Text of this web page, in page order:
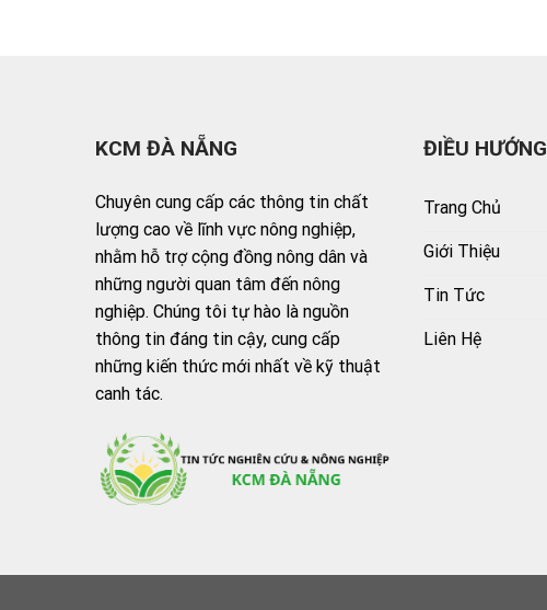
KCM ĐÀ NẴNG
Chuyên cung cấp các thông tin chất
lượng cao về lĩnh vực nông nghiệp,
nhằm hỗ trợ cộng đồng nông dân và
những người quan tâm đến nông
nghiệp. Chúng tôi tự hào là nguồn
thông tin đáng tin cậy, cung cấp
những kiến thức mới nhất về kỹ thuật
canh tác.
ĐIỀU HƯỚNG
Trang Chủ
Giới Thiệu
Tin Tức
Liên Hệ